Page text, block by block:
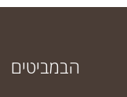
הבמביטים